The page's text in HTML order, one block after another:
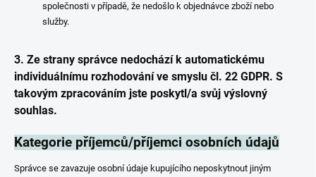
společnosti v případě, že nedošlo k objednávce zboží nebo
služby.
3. Ze strany správce nedochází k automatickému
individuálnímu rozhodování ve smyslu čl. 22 GDPR. S
takovým zpracováním jste poskytl/a svůj výslovný
souhlas.
Kategorie příjemců/příjemci osobních údajů
Správce se zavazuje osobní údaje kupujícího neposkytnout jiným